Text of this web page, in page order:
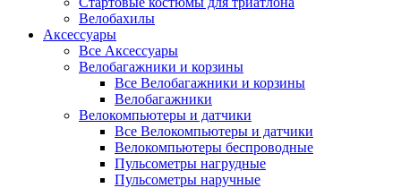
Велобахилы
Аксессуары
Все Аксессуары
Велобагажники и корзины
Все Велобагажники и корзины
Велобагажники
Велокомпьютеры и датчики
Все Велокомпьютеры и датчики
Велокомпьютеры беспроводные
Пульсометры нагрудные
Пульсометры наручные